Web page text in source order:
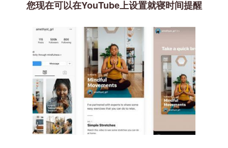
您现在可以在YouTube上设置就寝时间提醒